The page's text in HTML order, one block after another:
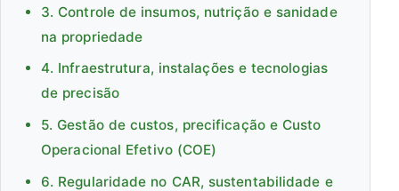
3. Controle de insumos, nutrição e sanidade
na propriedade
4. Infraestrutura, instalações e tecnologias
de precisão
5. Gestão de custos, precificação e Custo
Operacional Efetivo (COE)
6. Regularidade no CAR, sustentabilidade e